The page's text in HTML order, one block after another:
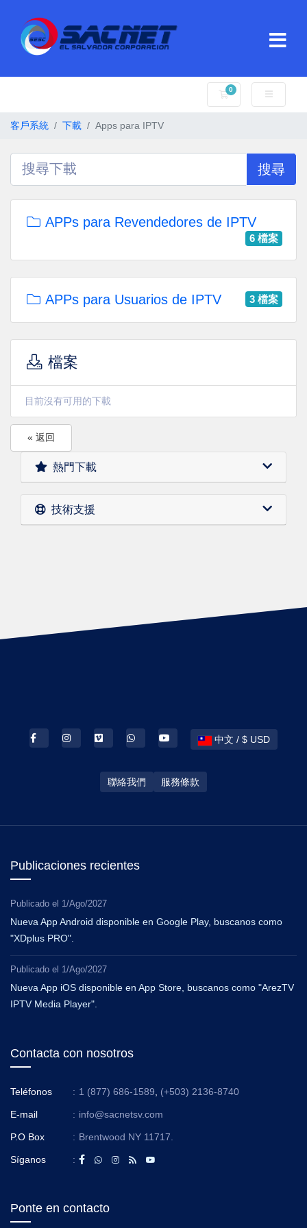
0
購物車
客戶系統 下載 Apps para IPTV
搜尋
APPs para Revendedores de IPTV
6 檔案
APPs para Usuarios de IPTV 3 檔案
檔案
目前沒有可用的下載
« 返回
熱門下載
技術支援
中文 / $ USD
聯絡我們 服務條款
Publicaciones recientes
Publicado el 1/Ago/2027
Nueva App Android disponible en Google Play, buscanos como
"XDplus PRO".
Publicado el 1/Ago/2027
Nueva App iOS disponible en App Store, buscanos como "ArezTV
IPTV Media Player".
Contacta con nosotros
Teléfonos : 1 (877) 686-1589, (+503) 2136-8740
E-mail : info@sacnetsv.com
P.O Box : Brentwood NY 11717.
Síganos :
Ponte en contacto